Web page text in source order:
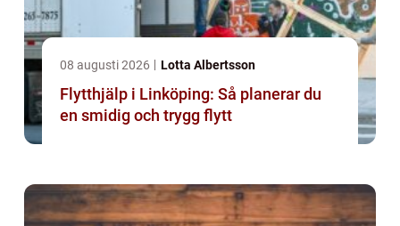
08 augusti 2026 Lotta Albertsson
Flytthjälp i Linköping: Så planerar du
en smidig och trygg flytt